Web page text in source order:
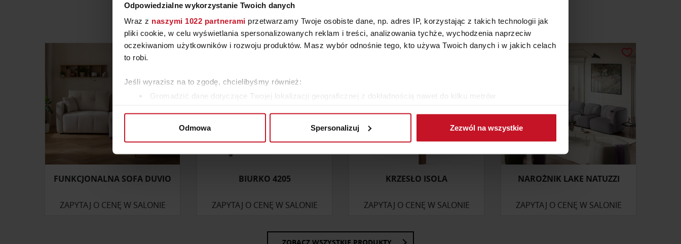
Odpowiedzialne wykorzystanie Twoich danych
Wraz z naszymi 1022 partnerami przetwarzamy Twoje osobiste dane, np. adres IP, korzystając z takich technologii jak
pliki cookie, w celu wyświetlania spersonalizowanych reklam i treści, analizowania tychże, wychodzenia naprzeciw
oczekiwaniom użytkowników i rozwoju produktów. Masz wybór odnośnie tego, kto używa Twoich danych i w jakich celach
to robi.
Jeśli wyrazisz na to zgodę, chcielibyśmy również:
Gromadzić dane dotyczące Twojej lokalizacji geograficznej z dokładnością nawet do kilku metrów
Dowiedz się więcej odnośnie tego, jak Twoje osobiste dane są przetwarzane oraz ustaw własne preferencje w
ruch w naszej witrynie. Informacje o tym, jak korzystasz z naszej witryny, udostępniamy partnerom społecznościowym,
uzyskanymi podczas korzystania z ich usług.
Odmowa Spersonalizuj Zezwól na wszystkie
W KATEGORII: MEBLE, SALON, DOMOWE BIURO, GABINET, POKÓJ DZIECIĘCY I MŁODZIEŻOWY
FUNKCJONALNA SOFA DUVIO
ZAPYTAJ O CENĘ W SALONIE
BIURKO 4205
ZAPYTAJ O CENĘ W SALONIE
KRZESŁO ISOLA
ZAPYTAJ O CENĘ W SALONIE
NAROŻNIK LAKE NATUZZI
ZAPYTAJ O CENĘ W SALONIE